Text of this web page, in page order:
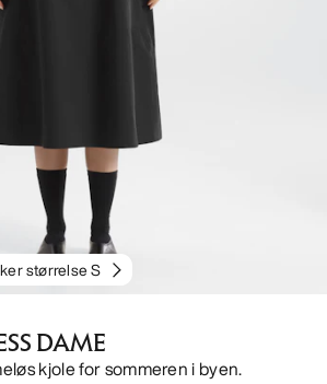
størrelse S
DAME
kjole for sommeren i byen.